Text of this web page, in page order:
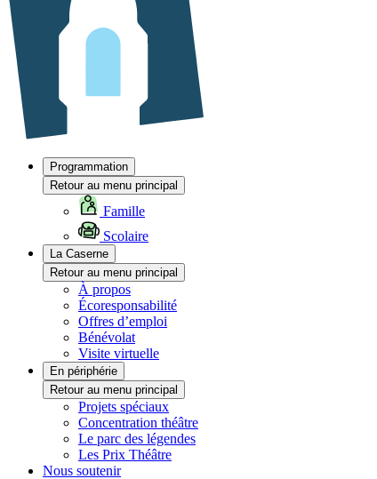
Programmation
Retour au menu principal
Famille
Scolaire
La Caserne
Retour au menu principal
À propos
Écoresponsabilité
Offres d’emploi
Bénévolat
Visite virtuelle
En périphérie
Retour au menu principal
Projets spéciaux
Concentration théâtre
Le parc des légendes
Les Prix Théâtre
Nous soutenir